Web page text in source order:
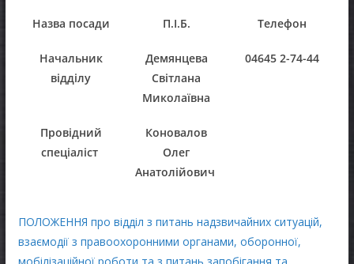
Назва посади П.І.Б. Телефон
Начальник
відділу
Демянцева
Світлана
Миколаївна
04645 2-74-44
Провідний
спеціаліст
Коновалов
Олег
Анатолійович
ПОЛОЖЕННЯ про відділ з питань надзвичайних ситуацій,
взаємодії з правоохоронними органами, оборонної,